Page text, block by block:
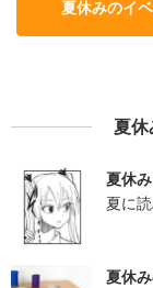
夏休みのイ
夏
夏休
夏に
夏休